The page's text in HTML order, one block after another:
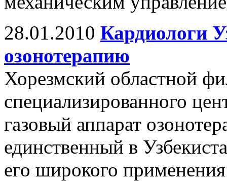
28.01.2010 Кардиологи
озонотерапию
Хорезмский областной
специализированного
газовый аппарат
единственный в
его широкого